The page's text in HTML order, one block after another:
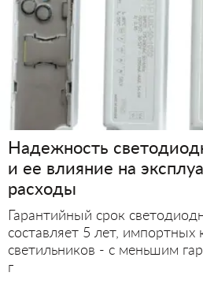
Надежность
и ее влияние на
расходы
Гарантийный срок
составляет 5 лет, импортных
светильников - с меньшим
г